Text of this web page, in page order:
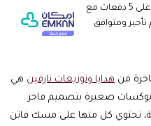
وقسّمها على 5 دفعات مع
تأخير ومتوافق
من هدايا وتوزيعات نارفين هي
— بوكسات صغيرة بتصميم فاخر
تحتوي كل منها على مسك فاتن